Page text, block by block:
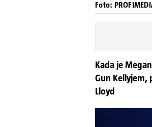
Foto:
Kada je
Gun Kellyjem,
Lloyd